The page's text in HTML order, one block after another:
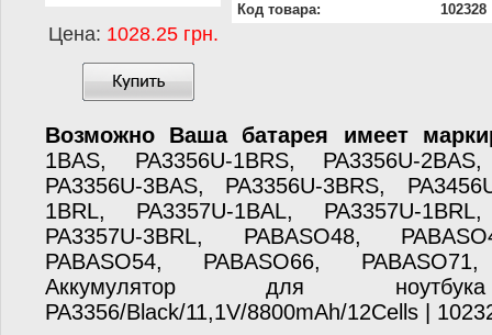
Цена: 1028.25 грн.
Код товара:
102328
Возможно Ваша батарея имеет
1BAS, PA3356U-1BRS, PA3356U-
PA3356U-3BAS, PA3356U-3BRS,
1BRL, PA3357U-1BAL, PA3357U-
PA3357U-3BRL, PABASO48,
PABASO54, PABASO66,
Аккумулятор для
PA3356/Black/11,1V/8800mAh/12Cells |